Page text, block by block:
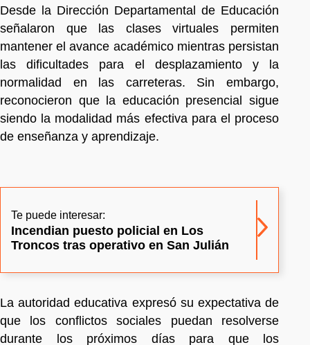
Desde la Dirección Departamental de Educación
señalaron que las clases virtuales permiten
mantener el avance académico mientras persistan
las dificultades para el desplazamiento y la
normalidad en las carreteras. Sin embargo,
reconocieron que la educación presencial sigue
siendo la modalidad más efectiva para el proceso
de enseñanza y aprendizaje.
Te puede interesar:
Incendian puesto policial en Los
Troncos tras operativo en San Julián
La autoridad educativa expresó su expectativa de
que los conflictos sociales puedan resolverse
durante los próximos días para que los